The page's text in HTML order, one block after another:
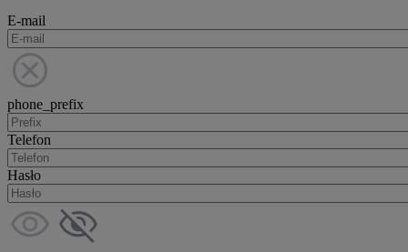
E-mail
phone_prefix
Telefon
Hasło